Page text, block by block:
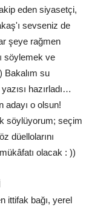
eden siyasetçi,
sevseniz de
şeye rağmen
söylemek ve
Bakalım su
hazırladı…
adayı o olsun!
söylüyorum; seçim
düellolarını
olacak : ))
ittifak bağı, yerel